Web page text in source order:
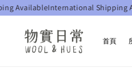
AvailableInternational Shipping
首頁